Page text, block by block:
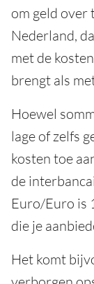
om geld over
Nederland,
met de
brengt als
Hoewel
lage of zelfs
kosten toe
de
Euro/Euro is
die je
Het komt